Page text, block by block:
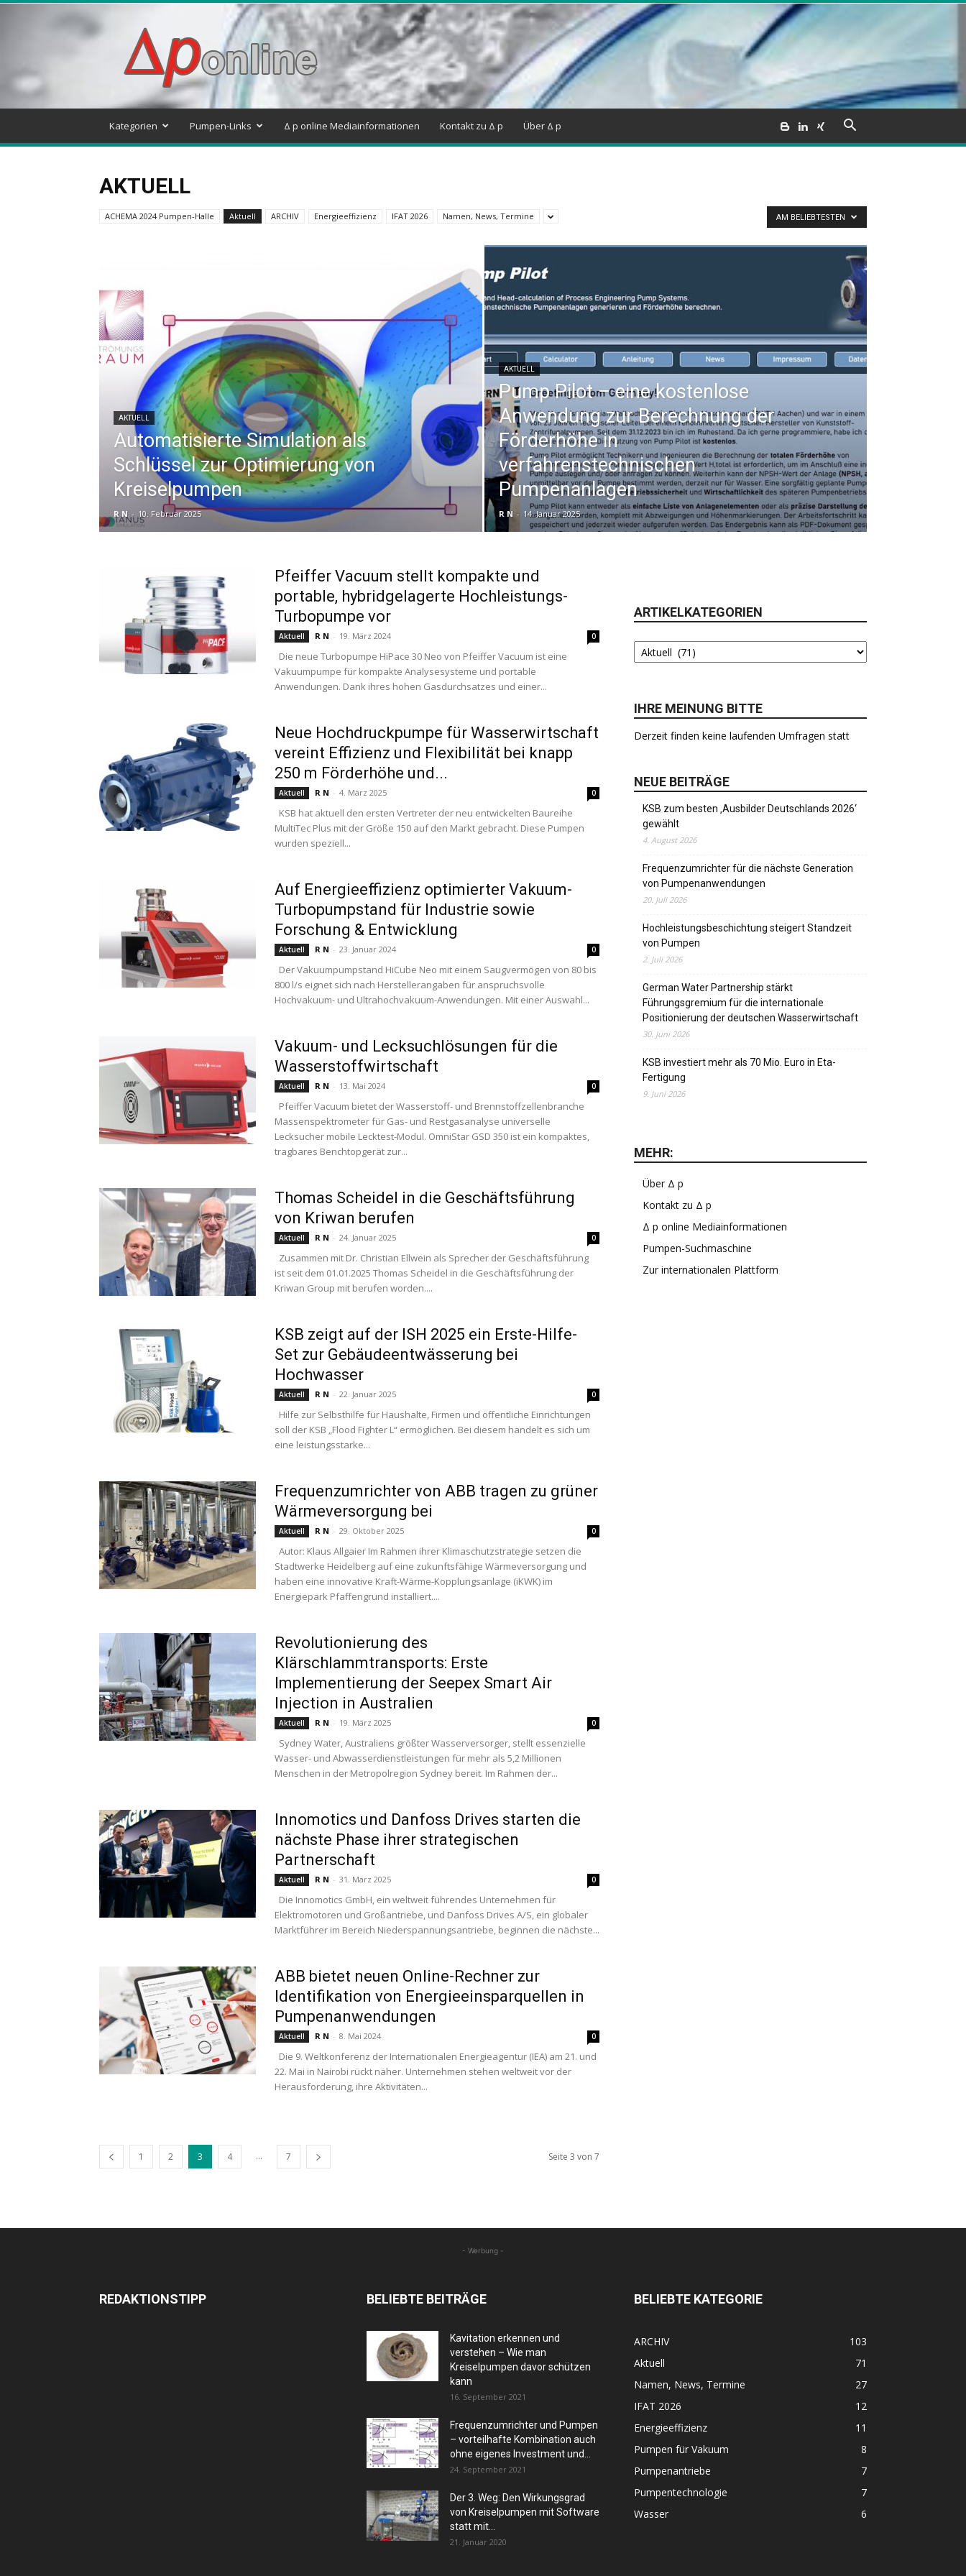
Delta
p
–
Pumpen
Systeme
Blog
Kategorien Pumpen-Links Δ p online Mediainformationen Kontakt zu Δ p Über Δ p
AKTUELL
ACHEMA 2024 Pumpen-Halle Aktuell ARCHIV Energieeffizienz IFAT 2026 Namen, News, Termine AM BELIEBTESTEN
AKTUELL
Automatisierte Simulation als
Schlüssel zur Optimierung von
Kreiselpumpen
R N - 10. Februar 2025
AKTUELL
Pump Pilot – eine kostenlose
Anwendung zur Berechnung der
Förderhöhe in
verfahrenstechnischen
Pumpenanlagen
R N - 14. Januar 2025
Pfeiffer Vacuum stellt kompakte und
portable, hybridgelagerte Hochleistungs-
Turbopumpe vor
Aktuell R N - 19. März 2024 0
Die neue Turbopumpe HiPace 30 Neo von Pfeiffer Vacuum ist eine
Vakuumpumpe für kompakte Analysesysteme und portable
Anwendungen. Dank ihres hohen Gasdurchsatzes und einer...
Neue Hochdruckpumpe für Wasserwirtschaft
vereint Effizienz und Flexibilität bei knapp
250 m Förderhöhe und...
Aktuell R N - 4. März 2025 0
KSB hat aktuell den ersten Vertreter der neu entwickelten Baureihe
MultiTec Plus mit der Größe 150 auf den Markt gebracht. Diese Pumpen
wurden speziell...
Auf Energieeffizienz optimierter Vakuum-
Turbopumpstand für Industrie sowie
Forschung & Entwicklung
Aktuell R N - 23. Januar 2024 0
Der Vakuumpumpstand HiCube Neo mit einem Saugvermögen von 80 bis
800 l/s eignet sich nach Herstellerangaben für anspruchsvolle
Hochvakuum- und Ultrahochvakuum-Anwendungen. Mit einer Auswahl...
Vakuum- und Lecksuchlösungen für die
Wasserstoffwirtschaft
Aktuell R N - 13. Mai 2024 0
Pfeiffer Vacuum bietet der Wasserstoff- und Brennstoffzellenbranche
Massenspektrometer für Gas- und Restgasanalyse universelle
Lecksucher mobile Lecktest-Modul. OmniStar GSD 350 ist ein kompaktes,
tragbares Benchtopgerät zur...
Thomas Scheidel in die Geschäftsführung
von Kriwan berufen
Aktuell R N - 24. Januar 2025 0
Zusammen mit Dr. Christian Ellwein als Sprecher der Geschäftsführung
ist seit dem 01.01.2025 Thomas Scheidel in die Geschäftsführung der
Kriwan Group mit berufen worden....
KSB zeigt auf der ISH 2025 ein Erste-Hilfe-
Set zur Gebäudeentwässerung bei
Hochwasser
Aktuell R N - 22. Januar 2025 0
Hilfe zur Selbsthilfe für Haushalte, Firmen und öffentliche Einrichtungen
soll der KSB „Flood Fighter L“ ermöglichen. Bei diesem handelt es sich um
eine leistungsstarke...
Frequenzumrichter von ABB tragen zu grüner
Wärmeversorgung bei
Aktuell R N - 29. Oktober 2025 0
Autor: Klaus Allgaier Im Rahmen ihrer Klimaschutzstrategie setzen die
Stadtwerke Heidelberg auf eine zukunftsfähige Wärmeversorgung und
haben eine innovative Kraft-Wärme-Kopplungsanlage (iKWK) im
Energiepark Pfaffengrund installiert....
Revolutionierung des
Klärschlammtransports: Erste
Implementierung der Seepex Smart Air
Injection in Australien
Aktuell R N - 19. März 2025 0
Sydney Water, Australiens größter Wasserversorger, stellt essenzielle
Wasser- und Abwasserdienstleistungen für mehr als 5,2 Millionen
Menschen in der Metropolregion Sydney bereit. Im Rahmen der...
Innomotics und Danfoss Drives starten die
nächste Phase ihrer strategischen
Partnerschaft
Aktuell R N - 31. März 2025 0
Die Innomotics GmbH, ein weltweit führendes Unternehmen für
Elektromotoren und Großantriebe, und Danfoss Drives A/S, ein globaler
Marktführer im Bereich Niederspannungsantriebe, beginnen die nächste...
ABB bietet neuen Online-Rechner zur
Identifikation von Energieeinsparquellen in
Pumpenanwendungen
Aktuell R N - 8. Mai 2024 0
Die 9. Weltkonferenz der Internationalen Energieagentur (IEA) am 21. und
22. Mai in Nairobi rückt näher. Unternehmen stehen weltweit vor der
Herausforderung, ihre Aktivitäten...
1 2 3 4 ... 7 Seite 3 von 7
ARTIKELKATEGORIEN
Artikelkategorien
IHRE MEINUNG BITTE
Derzeit finden keine laufenden Umfragen statt
NEUE BEITRÄGE
KSB zum besten ‚Ausbilder Deutschlands 2026‘
gewählt
4. August 2026
Frequenzumrichter für die nächste Generation
von Pumpenanwendungen
20. Juli 2026
Hochleistungsbeschichtung steigert Standzeit
von Pumpen
2. Juli 2026
German Water Partnership stärkt
Führungsgremium für die internationale
Positionierung der deutschen Wasserwirtschaft
30. Juni 2026
KSB investiert mehr als 70 Mio. Euro in Eta-
Fertigung
9. Juni 2026
MEHR:
Über Δ p
Kontakt zu Δ p
Δ p online Mediainformationen
Pumpen-Suchmaschine
Zur internationalen Plattform
- Werbung -
REDAKTIONSTIPP BELIEBTE BEITRÄGE
Kavitation erkennen und
verstehen – Wie man
Kreiselpumpen davor schützen
kann
16. September 2021
Frequenzumrichter und Pumpen
– vorteilhafte Kombination auch
ohne eigenes Investment und...
24. September 2021
Der 3. Weg: Den Wirkungsgrad
von Kreiselpumpen mit Software
statt mit...
21. Januar 2020
BELIEBTE KATEGORIE
ARCHIV
103
Aktuell
71
Namen, News, Termine
27
IFAT 2026
12
Energieeffizienz
11
Pumpen für Vakuum
8
Pumpenantriebe
7
Pumpentechnologie
7
Wasser
6